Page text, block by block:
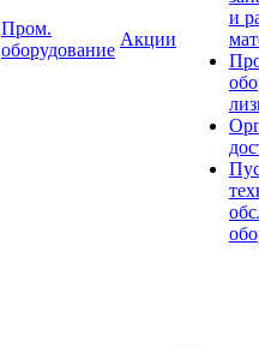
Пром.
оборудование
Акции
и